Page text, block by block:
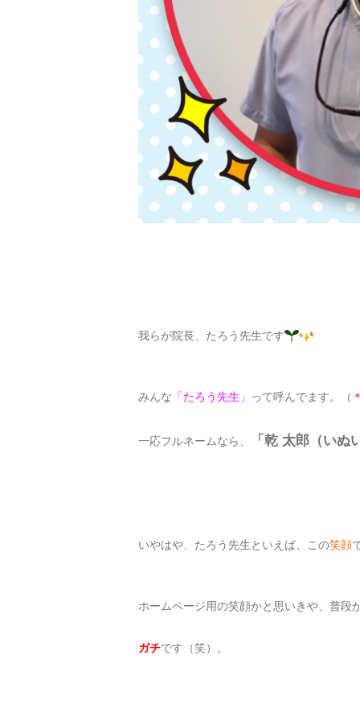
我らが院長、たろう先生です
みんな 「たろう先生」 って呼んでます。（
一応フルネームなら、 「乾 太郎（いぬ
いやはや、たろう先生といえば、この笑顔
ホームページ用の笑顔かと思いきや、普段
ガチです（笑）。